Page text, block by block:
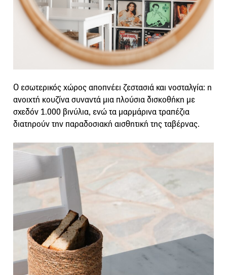
Ο εσωτερικός χώρος αποπνέει ζεστασιά και νοσταλγία: η
ανοιχτή κουζίνα συναντά μια πλούσια δισκοθήκη με
σχεδόν 1.000 βινύλια, ενώ τα μαρμάρινα τραπέζια
διατηρούν την παραδοσιακή αισθητική της ταβέρνας.